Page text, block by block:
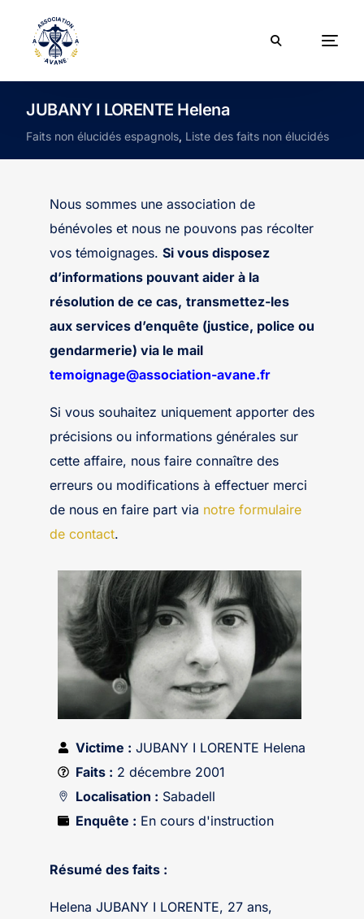
JUBANY I LORENTE Helena
Faits non élucidés espagnols, Liste des faits non élucidés
Nous sommes une association de
bénévoles et nous ne pouvons pas récolter
vos témoignages. Si vous disposez
d’informations pouvant aider à la
résolution de ce cas, transmettez-les
aux services d’enquête (justice, police ou
gendarmerie) via le mail
temoignage@association-avane.fr
Si vous souhaitez uniquement apporter des
précisions ou informations générales sur
cette affaire, nous faire connaître des
erreurs ou modifications à effectuer merci
de nous en faire part via notre formulaire
de contact.
Victime : JUBANY I LORENTE Helena
Faits : 2 décembre 2001
Localisation : Sabadell
Enquête : En cours d'instruction
Résumé des faits :
Helena JUBANY I LORENTE, 27 ans,